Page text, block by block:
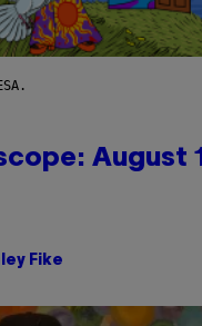
August
Fike